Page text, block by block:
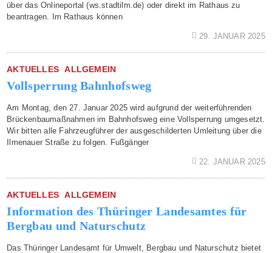
über das Onlineportal (ws.stadtilm.de) oder direkt im Rathaus zu
beantragen. Im Rathaus können
29. JANUAR 2025
AKTUELLES ALLGEMEIN
Vollsperrung Bahnhofsweg
Am Montag, den 27. Januar 2025 wird aufgrund der weiterführenden
Brückenbaumaßnahmen im Bahnhofsweg eine Vollsperrung umgesetzt.
Wir bitten alle Fahrzeugführer der ausgeschilderten Umleitung über die
Ilmenauer Straße zu folgen. Fußgänger
22. JANUAR 2025
AKTUELLES ALLGEMEIN
Information des Thüringer Landesamtes für
Bergbau und Naturschutz
Das Thüringer Landesamt für Umwelt, Bergbau und Naturschutz bietet